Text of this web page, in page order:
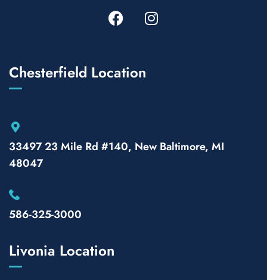
Chesterfield Location
33497 23 Mile Rd #140, New Baltimore, MI
48047
586-325-3000
Livonia Location